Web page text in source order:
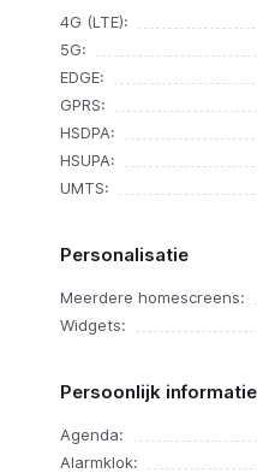
4G (LTE):
5G:
EDGE:
GPRS:
HSDPA:
HSUPA:
UMTS:
Personalisatie
Meerdere homescreens:
Widgets:
Persoonlijk
Agenda:
Alarmklok: